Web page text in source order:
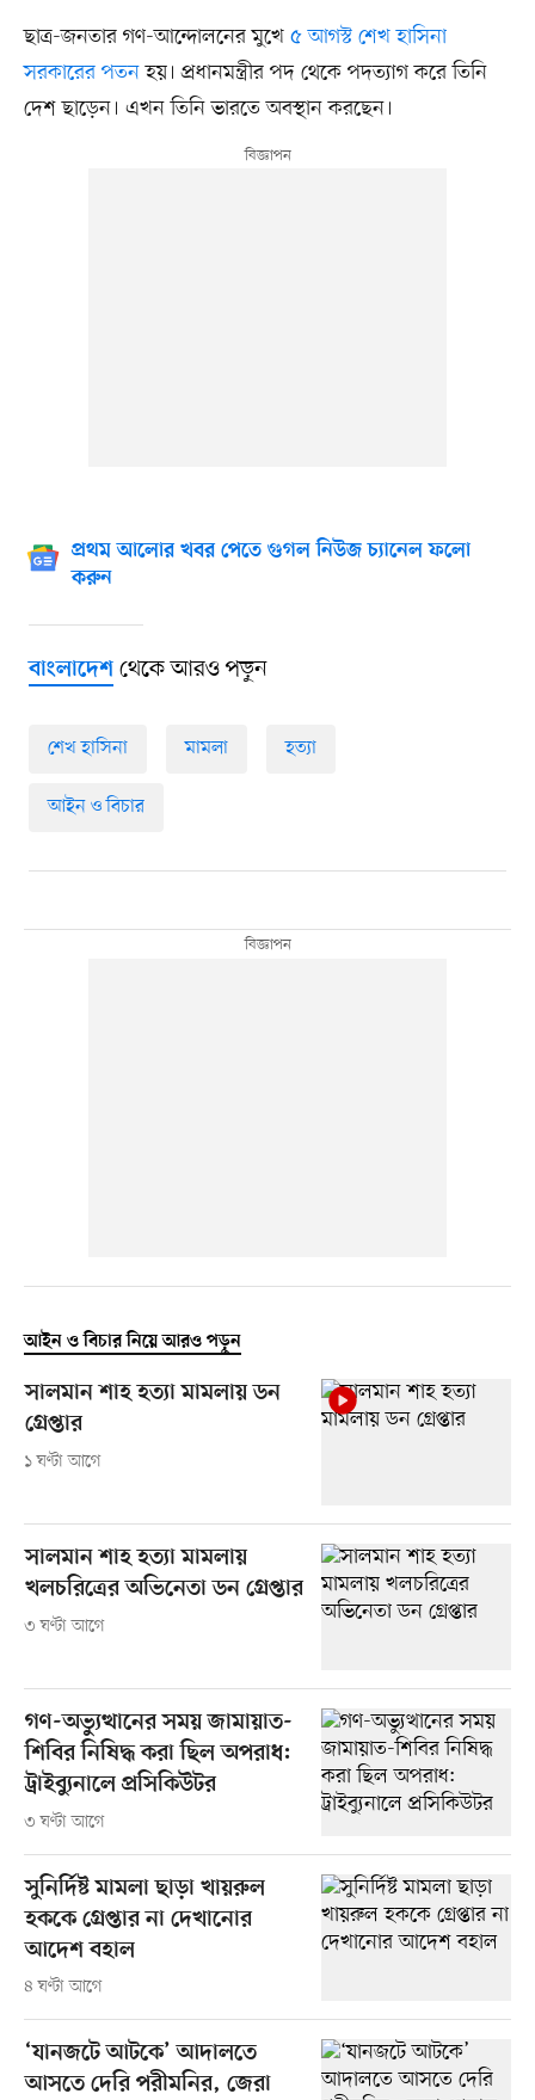
ছাত্র-জনতার গণ-আন্দোলনের মুখে ৫ আগস্ট শেখ হাসিনা
সরকারের পতনহয়। প্রধানমন্ত্রীর পদ থেকে পদত্যাগ করে তিনি
দেশ ছাড়েন। এখন তিনি ভারতে অবস্থান করছেন।
প্রথম আলোর খবর পেতে গুগল নিউজ চ্যানেল ফলো
করুন
বাংলাদেশথেকে আরও পড়ুন
শেখ হাসিনা মামলা হত্যা
আইন ও বিচার
আইন ও বিচার নিয়ে আরও পড়ুন
সালমান শাহ হত্যা মামলায় ডন
গ্রেপ্তার
১ ঘণ্টা আগে
সালমান শাহ হত্যা মামলায়
খলচরিত্রের অভিনেতা ডন গ্রেপ্তার
৩ ঘণ্টা আগে
গণ-অভ্যুত্থানের সময় জামায়াত-
শিবির নিষিদ্ধ করা ছিল অপরাধ:
ট্রাইব্যুনালে প্রসিকিউটর
৩ ঘণ্টা আগে
সুনির্দিষ্ট মামলা ছাড়া খায়রুল
হককে গ্রেপ্তার না দেখানোর
আদেশ বহাল
৪ ঘণ্টা আগে
‘যানজটে আটকে’ আদালতে
আসতে দেরি পরীমনির, জেরা